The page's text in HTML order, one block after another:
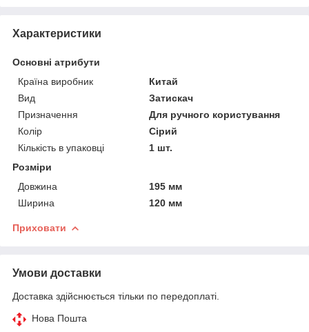
Характеристики
Основні атрибути
Країна виробник
Китай
Вид
Затискач
Призначення
Для ручного користування
Колір
Сірий
Кількість в упаковці
1 шт.
Розміри
Довжина
195 мм
Ширина
120 мм
Приховати
Умови доставки
Доставка здійснюється тільки по передоплаті.
Нова Пошта